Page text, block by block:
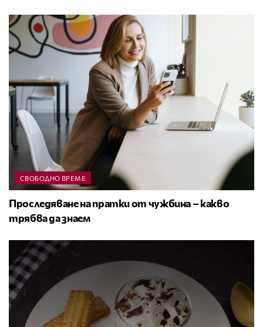
СВОБОДНО ВРЕМЕ
Проследяване на пратки от чужбина – какво
трябва да знаем